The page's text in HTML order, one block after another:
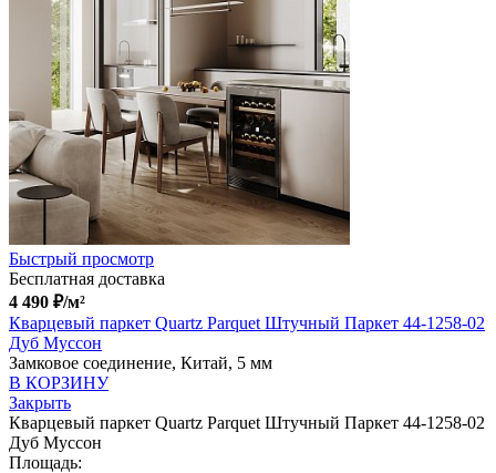
Быстрый просмотр
Бесплатная доставка
4 490 ₽/м²
Кварцевый паркет Quartz Parquet Штучный Паркет 44-1258-02
Дуб Муссон
Замковое соединение, Китай, 5 мм
В КОРЗИНУ
Закрыть
Кварцевый паркет Quartz Parquet Штучный Паркет 44-1258-02
Дуб Муссон
Площадь: